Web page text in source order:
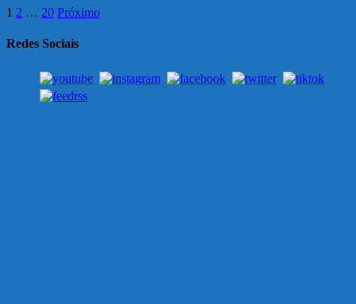
1 2 … 20 Próximo
Redes Sociais